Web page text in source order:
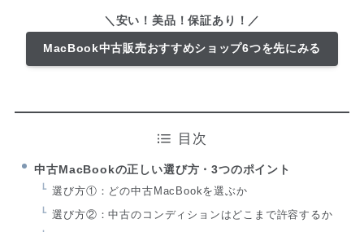
＼安い！美品！保証あり！／
MacBook中古販売おすすめショップ6つを先にみる
目次
中古MacBookの正しい選び方・3つのポイント
選び方①：どの中古MacBookを選ぶか
選び方②：中古のコンディションはどこまで許容するか